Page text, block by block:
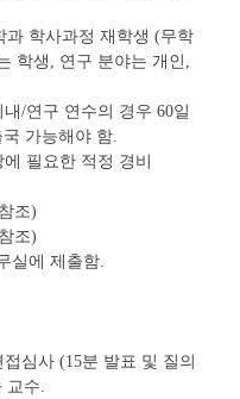
과 학사과정 재학생 (무학
학생, 연구 분야는 개인,
/연구 연수의 경우 60일
가능해야 함.
필요한 적정 경비
조)
조)
실에 제출함.
심사 (15분 발표 및 질의
수.